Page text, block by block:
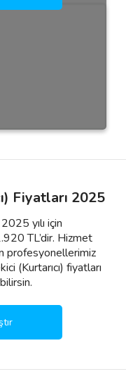
Fiyatları 2025
yılı için
TL’dir. Hizmet
profesyonellerimiz
(Kurtarıcı) fiyatları